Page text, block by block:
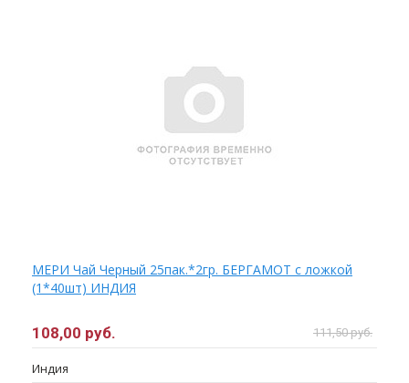
МЕРИ Чай Черный 25пак.*2гр. БЕРГАМОТ с ложкой
(1*40шт) ИНДИЯ
108,00 руб. 111,50 руб.
Индия